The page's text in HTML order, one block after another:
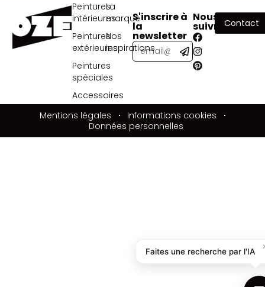
Peintures
intérieures
Peintures
extérieures
Peintures
spéciales
Accessoires
La
marque
Nos
inspirations
S'inscrire à
la
newsletter
Nous
suivre Contact
Mentions légales
Informations cookies
Données personnelles
Faites une recherche par l'IA